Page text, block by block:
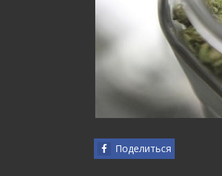
Поделиться